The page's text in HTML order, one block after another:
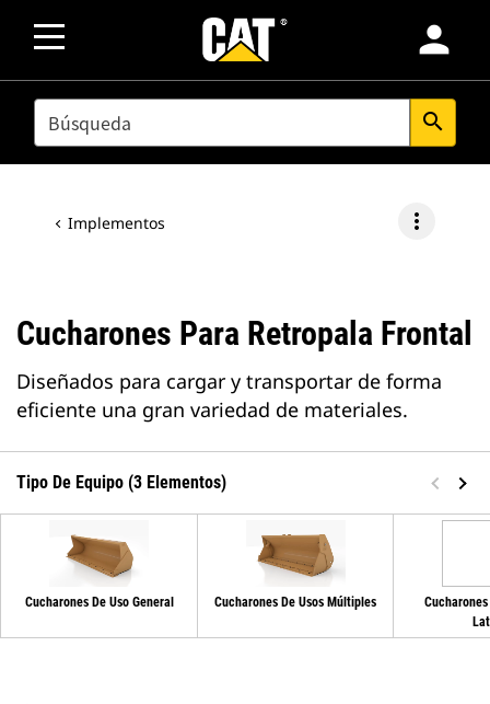
person
SEARCH search
Implementos more_vert
Cucharones Para Retropala Frontal
Diseñados para cargar y transportar de forma
eficiente una gran variedad de materiales.
Tipo De Equipo (3 Elementos)
Cucharones De Uso General Cucharones De Usos Múltiples